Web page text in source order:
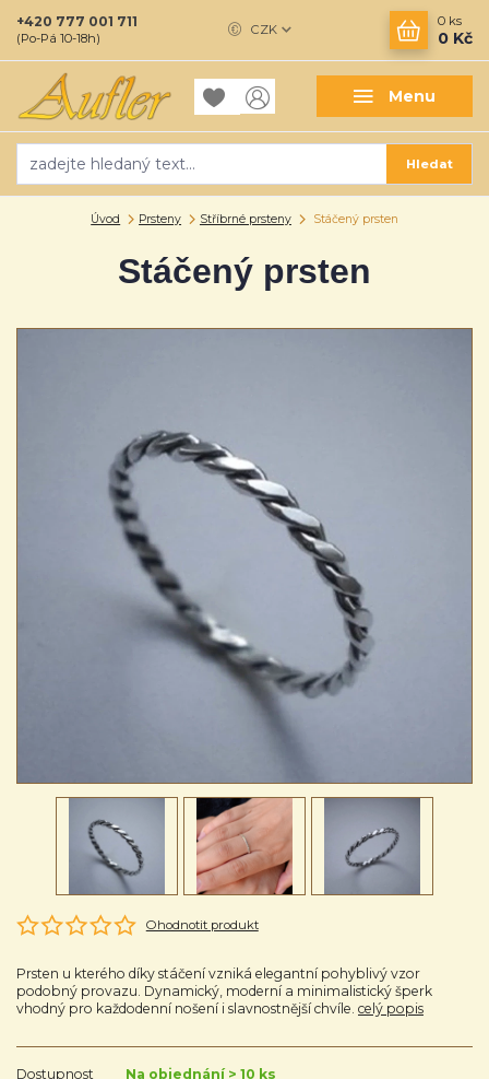
Menu
CZK
Hledat
+420 777 001 711
(Po-Pá 10-18h)
0 ks
0 Kč
Úvod Prsteny Stříbrné prsteny Stáčený prsten
Stáčený prsten
Ohodnotit produkt
Prsten u kterého díky stáčení vzniká elegantní pohyblivý vzor
podobný provazu. Dynamický, moderní a minimalistický šperk
vhodný pro každodenní nošení i slavnostnější chvíle. celý popis
Dostupnost
Na objednání > 10 ks